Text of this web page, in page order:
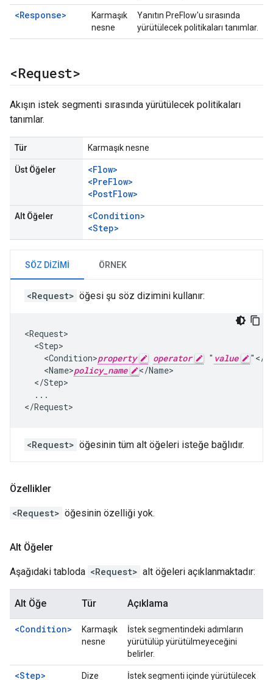
<Response>
Karmaşık
nesne
Yanıtın PreFlow'u sırasında
yürütülecek politikaları tanımlar.
<Request>
Akışın istek segmenti sırasında yürütülecek politikaları
tanımlar.
Tür Karmaşık nesne
Üst Öğeler
<Flow>
<PreFlow>
<PostFlow>
Alt Öğeler
<Condition>
<Step>
SÖZ DIZIMI ÖRNEK
<Request> öğesi şu söz dizimini kullanır:
<Request>
  <Step>
    <Condition>
property operator " value
"</
    <Name>
policy_name
</Name>
  </Step>
  ...
</Request>
<Request> öğesinin tüm alt öğeleri isteğe bağlıdır.
Özellikler
<Request> öğesinin özelliği yok.
Alt Öğeler
Aşağıdaki tabloda <Request> alt öğeleri açıklanmaktadır:
Alt Öğe Tür Açıklama
<Condition>
Karmaşık
nesne
İstek segmentindeki adımların
yürütülüp yürütülmeyeceğini
belirler.
<Step> Dize İstek segmenti içinde yürütülecek